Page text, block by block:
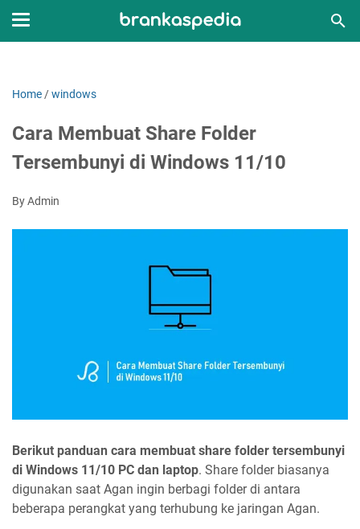
Home /windows
Cara Membuat Share Folder
Tersembunyi di Windows 11/10
By Admin
Berikut panduan cara membuat share folder tersembunyi
di Windows 11/10 PC dan laptop. Share folder biasanya
digunakan saat Agan ingin berbagi folder di antara
beberapa perangkat yang terhubung ke jaringan Agan.